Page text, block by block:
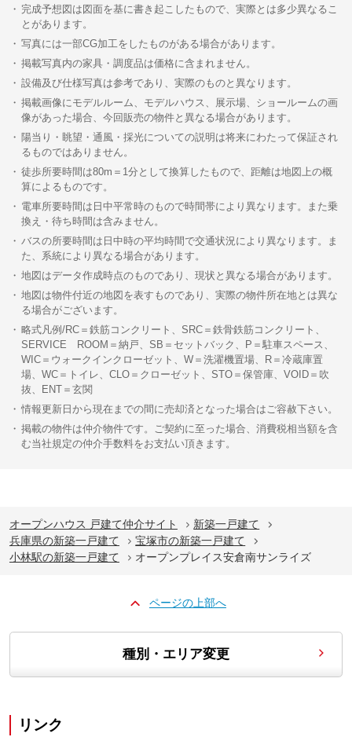
完成予想図は図面を基に書き起こしたもので、実際とは多少異なるこ
とがあります。
写真には一部CG加工をしたものがある場合があります。
掲載写真内の家具・調度品は価格に含まれません。
設備及び仕様写真は参考であり、実際のものと異なります。
掲載画像にモデルルーム、モデルハウス、展示場、ショールームの画
像があった場合、今回販売の物件と異なる場合があります。
陽当り・眺望・通風・採光についての説明は将来にわたって保証され
るものではありません。
徒歩所要時間は80m＝1分として換算したもので、距離は地図上の概
算によるものです。
電車所要時間は日中平常時のもので時間帯により異なります。また乗
換え・待ち時間は含みません。
バスの所要時間は日中時の平均時間で交通状況により異なります。ま
た、系統により異なる場合があります。
地図はデータ作成時点のものであり、現状と異なる場合があります。
地図は物件付近の地図を表すものであり、実際の物件所在地とは異な
る場合がございます。
略式凡例/RC＝鉄筋コンクリート、SRC＝鉄骨鉄筋コンクリート、
SERVICE ROOM＝納戸、SB＝セットバック、P＝駐車スペース、
WIC＝ウォークインクローゼット、W＝洗濯機置場、R＝冷蔵庫置
場、WC＝トイレ、CLO＝クローゼット、STO＝保管庫、VOID＝吹
抜、ENT＝玄関
情報更新日から現在までの間に売却済となった場合はご容赦下さい。
掲載の物件は仲介物件です。ご契約に至った場合、消費税相当額を含
む当社規定の仲介手数料をお支払い頂きます。
オープンハウス 戸建て仲介サイト
新築一戸建て
兵庫県の新築一戸建て
宝塚市の新築一戸建て
小林駅の新築一戸建て
オープンプレイス安倉南サンライズ
ページの上部へ
種別・エリア変更
リンク